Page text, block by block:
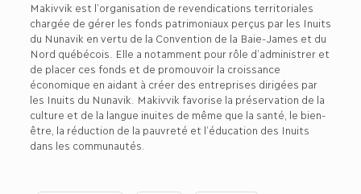
Makivvik est l’organisation de revendications territoriales
chargée de gérer les fonds patrimoniaux perçus par les Inuits
du Nunavik en vertu de la Convention de la Baie-James et du
Nord québécois. Elle a notamment pour rôle d’administrer et
de placer ces fonds et de promouvoir la croissance
économique en aidant à créer des entreprises dirigées par
les Inuits du Nunavik. Makivvik favorise la préservation de la
culture et de la langue inuites de même que la santé, le bien-
être, la réduction de la pauvreté et l’éducation des Inuits
dans les communautés.